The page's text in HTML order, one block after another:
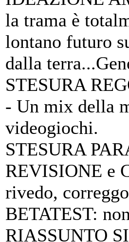
la trama è
lontano futuro
dalla
STESURA
- Un mix della
videogiochi.
STESURA
REVISIONE e
rivedo,
BETATEST:
RIASSUNTO